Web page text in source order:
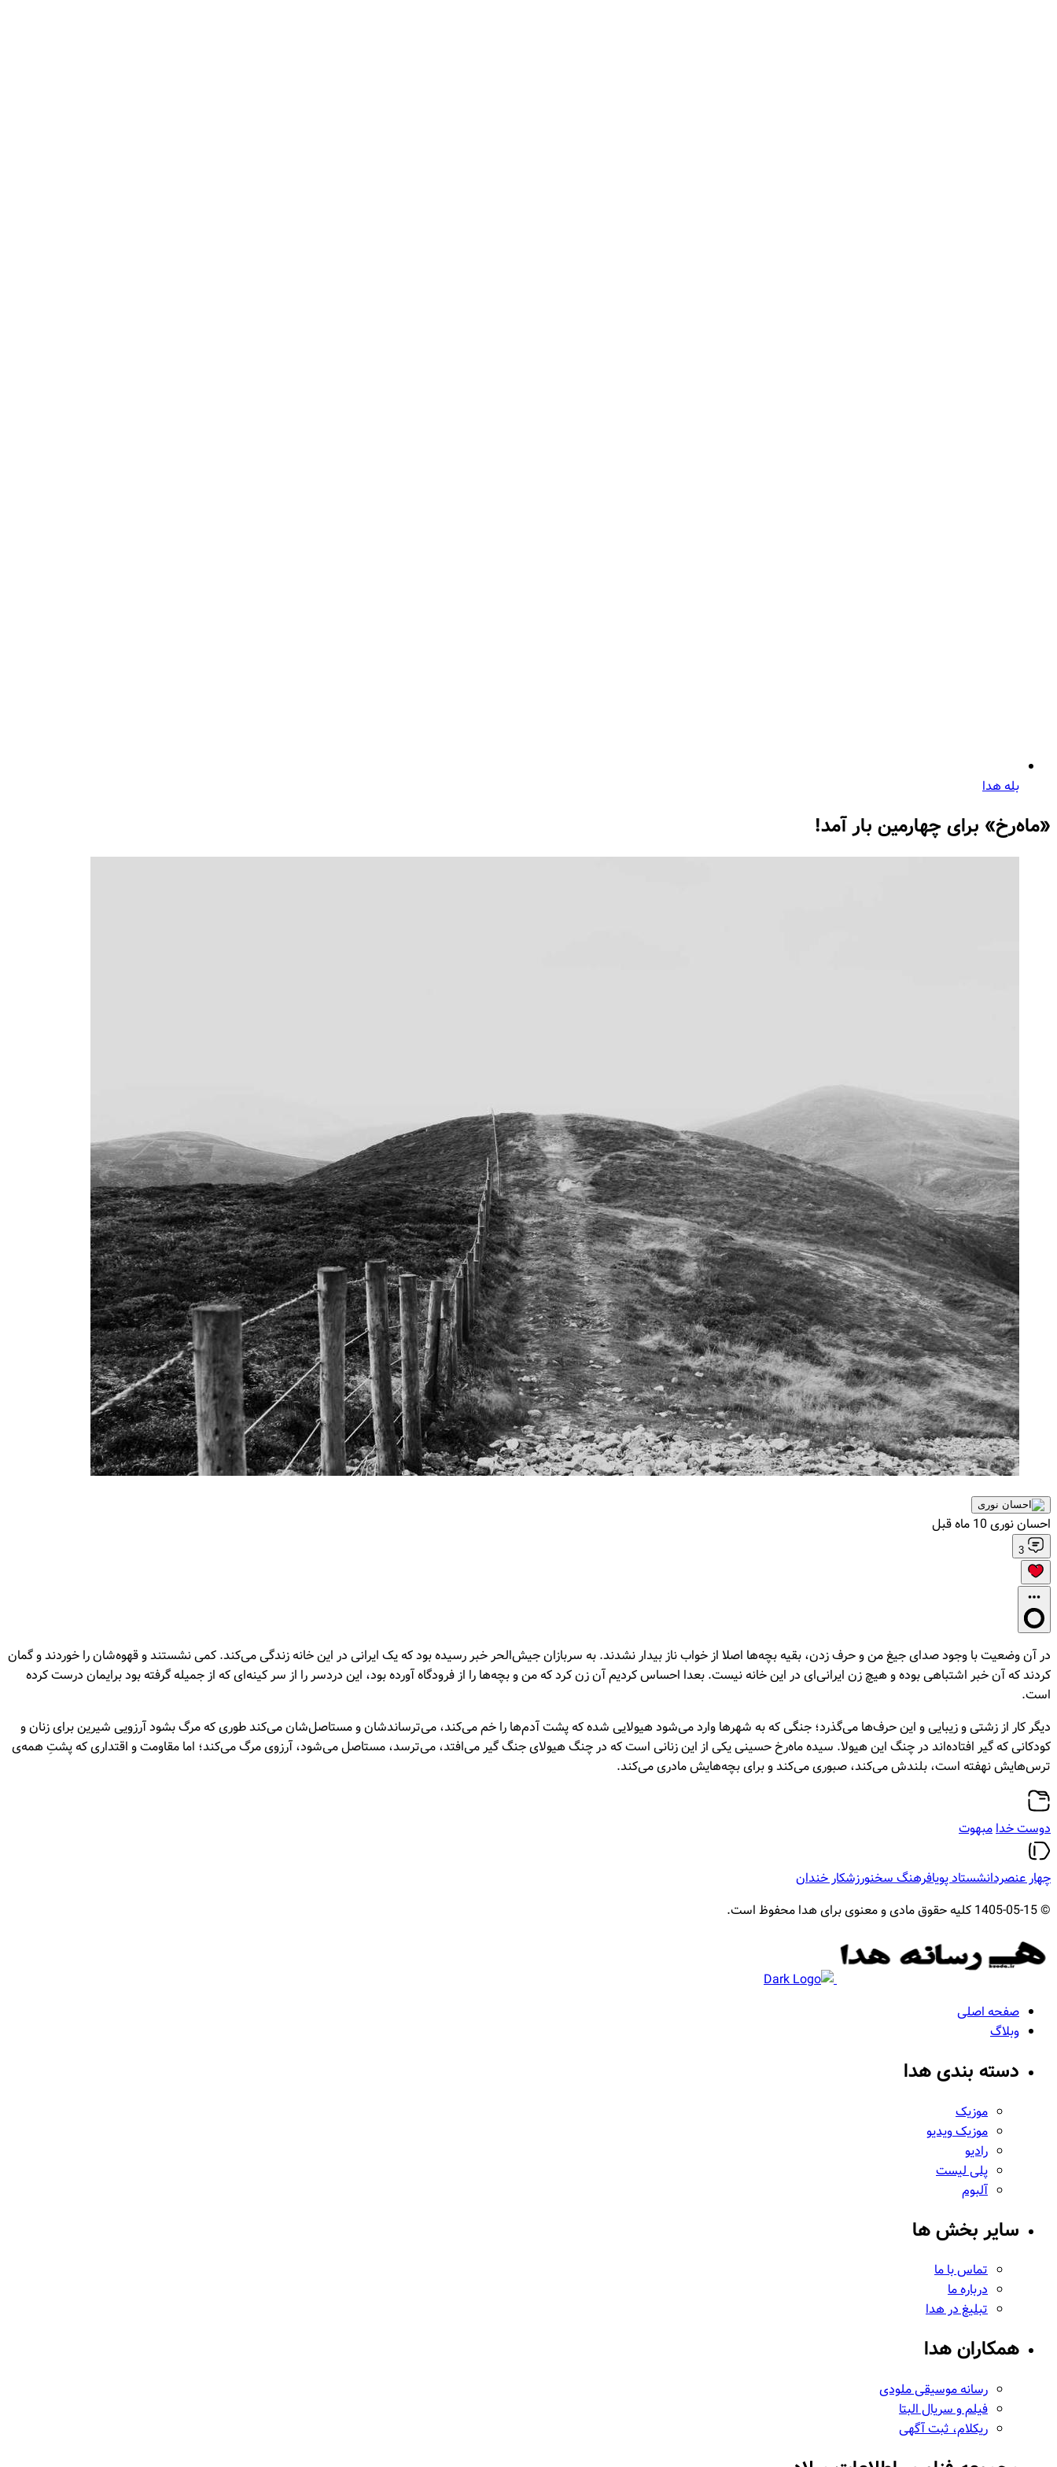
بله هدا
«ماه‌رخ» برای چهارمین بار آمد!
احسان نوری 10 ماه قبل
3
در آن وضعیت با وجود صدای جیغ من و حرف زدن، بقیه بچه‌ها اصلا از خواب ناز بیدار نشدند. به سربازان جیش‌الحر خبر رسیده بود که یک ایرانی در این خانه زندگی می‌کند. کمی نشستند و قهوه‌شان را خوردند و گمان
کردند که آن خبر اشتباهی بوده و هیچ زن ایرانی‌ای در این خانه نیست. بعدا احساس کردیم آن زن کرد که من و بچه‌ها را از فرودگاه آورده بود، این دردسر را از سر کینه‌ای که از جمیله گرفته بود برایمان درست کرده
است.
دیگر کار از زشتی و زیبایی و این‌ حرف‌ها می‌گذرد؛ جنگی که به شهرها وارد می‌شود هیولایی شده که پشت آدم‌ها را خم می‌کند، می‌ترساندشان و مستاصل‌شان می‌کند طوری که مرگ بشود آرزویی شیرین برای زنان و
کودکانی که گیر افتاده‌اند در چنگ این هیولا. سیده ماه‌رخ حسینی یکی از این زنانی است که در چنگ هیولای جنگ گیر می‌افتد، می‌ترسد، مستاصل می‌شود، آرزوی مرگ می‌کند؛ اما مقاومت و اقتداری که پشتِ همه‌ی
ترس‌هایش نهفته است، بلندش می‌کند، صبوری می‌کند و برای بچه‌هایش مادری می‌کند.
دوست خداﻣﺒﻬﻮﺕ
چهار عنصردانشستاد پويافرهنگ سخنورزشكار خندان
© 1405-05-15 کلیه حقوق مادی و معنوی برای هدا محفوظ است.
صفحه اصلی
وبلاگ
دسته بندی هدا
موزیک
موزیک ویدیو
رادیو
پلی لیست
آلبوم
سایر بخش ها
تماس با ما
درباره ما
تبلیغ در هدا
همکاران هدا
رسانه موسیقی ملودی
فیلم و سریال البتا
ریکلام، ثبت آگهی